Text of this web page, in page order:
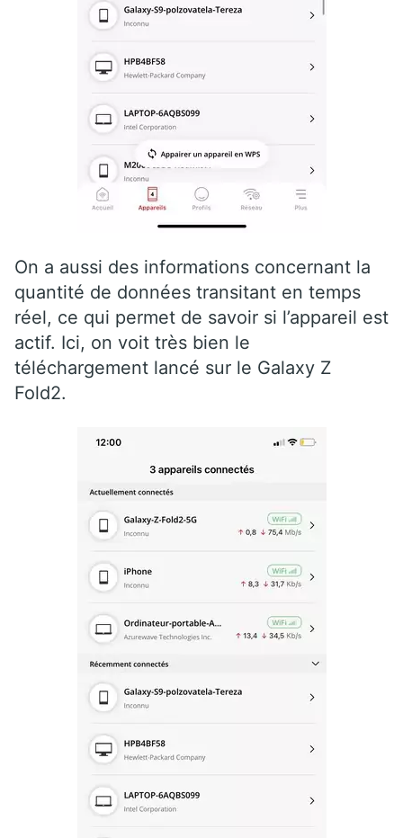
On a aussi des informations concernant la
quantité de données transitant en temps
réel, ce qui permet de savoir si l’appareil est
actif. Ici, on voit très bien le
téléchargement lancé sur le Galaxy Z
Fold2.